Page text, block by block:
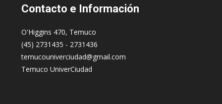
Contacto e Información
O'Higgins 470, Temuco
(45) 2731435 - 2731436
temucouniverciudad@gmail.com
Temuco UniverCiudad